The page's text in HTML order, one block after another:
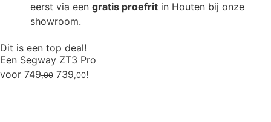
eerst via een gratis proefrit in Houten bij onze
showroom.
Dit is een top deal!
Een Segway ZT3 Pro
voor 749,00 739,00!